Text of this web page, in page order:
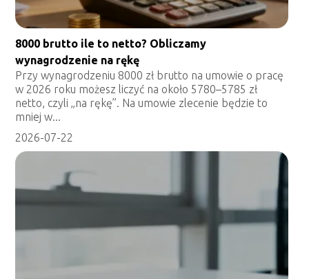
8000 brutto ile to netto? Obliczamy
wynagrodzenie na rękę
Przy wynagrodzeniu 8000 zł brutto na umowie o pracę
w 2026 roku możesz liczyć na około 5780–5785 zł
netto, czyli „na rękę”. Na umowie zlecenie będzie to
mniej w...
2026-07-22